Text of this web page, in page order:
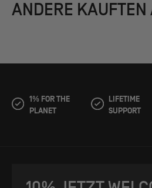
ANDERE KAUFTEN
1% FOR THE
PLANET
LIFETIME
SUPPORT